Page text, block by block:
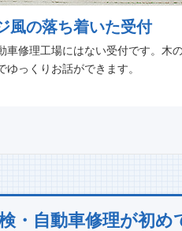
風の落ち着いた受付
車修理工場にはない受付です。木
ゆっくりお話ができます。
・自動車修理が初め